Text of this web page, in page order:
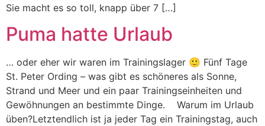
Sie macht es so toll, knapp über 7 […]
Puma hatte Urlaub
… oder eher wir waren im Trainingslager 🙂 Fünf Tage
St. Peter Ording – was gibt es schöneres als Sonne,
Strand und Meer und ein paar Trainingseinheiten und
Gewöhnungen an bestimmte Dinge. Warum im Urlaub
üben?Letztendlich ist ja jeder Tag ein Trainingstag, auch